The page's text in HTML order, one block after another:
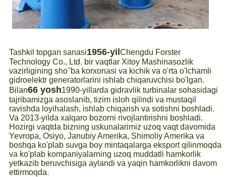
Tashkil topgan sanasi1956-yilChengdu Forster
Technology Co., Ltd. bir vaqtlar Xitoy Mashinasozlik
vazirligining sho''ba korxonasi va kichik va o'rta o'lchamli
gidroelektr generatorlarini ishlab chiqaruvchisi bo'lgan.
Bilan66 yosh1990-yillarda gidravlik turbinalar sohasidagi
tajribamizga asoslanib, tizim isloh qilindi va mustaqil
ravishda loyihalash, ishlab chiqarish va sotishni boshladi.
Va 2013-yilda xalqaro bozorni rivojlantirishni boshladi.
Hozirgi vaqtda bizning uskunalarimiz uzoq vaqt davomida
Yevropa, Osiyo, Janubiy Amerika, Shimoliy Amerika va
boshqa ko'plab suvga boy mintaqalarga eksport qilinmoqda
va ko'plab kompaniyalarning uzoq muddatli hamkorlik
yetkazib beruvchisiga aylandi va yaqin hamkorlikni davom
ettirmoqda.